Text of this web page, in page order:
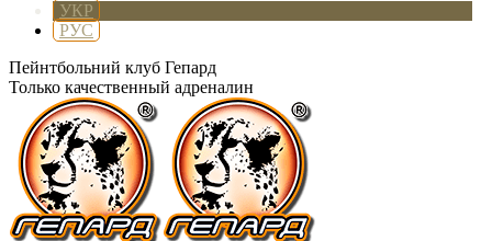
УКР
РУС
Пейнтбольний клуб Гепард
Только качественный адреналин